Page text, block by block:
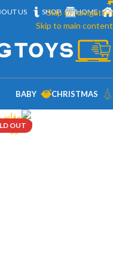
Skip to navigation
Skip to main content
HOME
SHOP
US
CHRISTMAS
BABY
OUT